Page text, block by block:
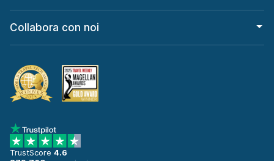
Collabora con noi
TrustScore 4.6